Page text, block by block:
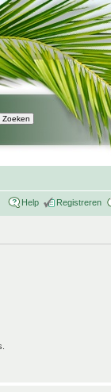
Help Registreren